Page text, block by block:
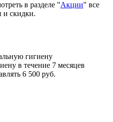
в разделе "Акции" все
и скидки.
гигиену
в течение 7 месяцев
6 500 руб.